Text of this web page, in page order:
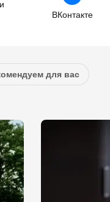
ВКонтакте
для вас